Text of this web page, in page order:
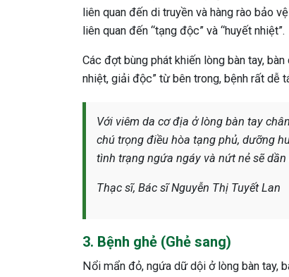
liên quan đến di truyền và hàng rào bảo
liên quan đến “tạng độc” và “huyết nhiệt”.
Các đợt bùng phát khiến lòng bàn tay,
nhiệt, giải độc” từ bên trong, bệnh rất dễ
Với viêm da cơ địa ở lòng bàn tay
chú trọng điều hòa tạng phủ, dưỡng
tình trạng ngứa ngáy và nứt nẻ sẽ
Thạc sĩ, Bác sĩ Nguyễn Thị Tuyết Lan
3. Bệnh ghẻ (Ghẻ sang)
Nổi mẩn đỏ, ngứa dữ dội ở lòng bàn tay,